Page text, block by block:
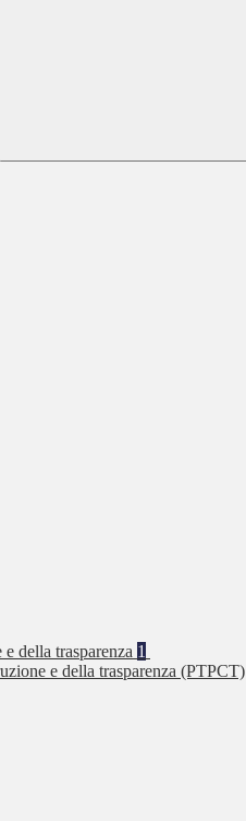
della trasparenza 1
e della trasparenza (PTPCT)